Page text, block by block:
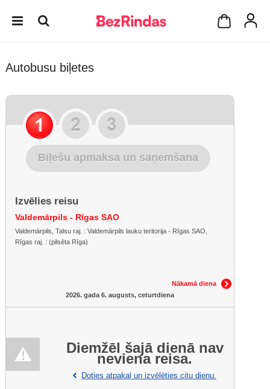
Autobusu biļetes
Biļešu apmaksa un saņemšana
Izvēlies reisu
Valdemārpils - Rīgas SAO
Valdemārpils, Talsu raj. : Valdemārpils lauku teritorija - Rīgas SAO,
Rīgas raj. : (pilsēta Rīga)
Nākamā diena
2026. gada 6. augusts, ceturtdiena
Diemžēl šajā dienā nav
neviena reisa.
Doties atpakaļ un izvēlēties citu dienu.